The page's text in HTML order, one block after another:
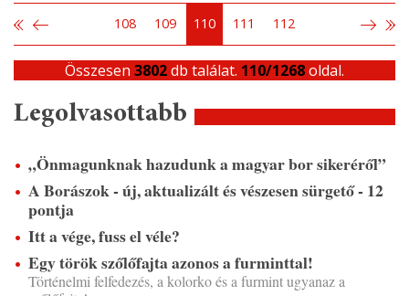
108 109 110 111 112
Összesen 3802db találat. 110/1268oldal.
Legolvasottabb
„Önmagunknak hazudunk a magyar bor sikeréről”
A Borászok - új, aktualizált és vészesen sürgető - 12
pontja
Itt a vége, fuss el véle?
Egy török szőlőfajta azonos a furminttal!
Történelmi felfedezés, a kolorko és a furmint ugyanaz a